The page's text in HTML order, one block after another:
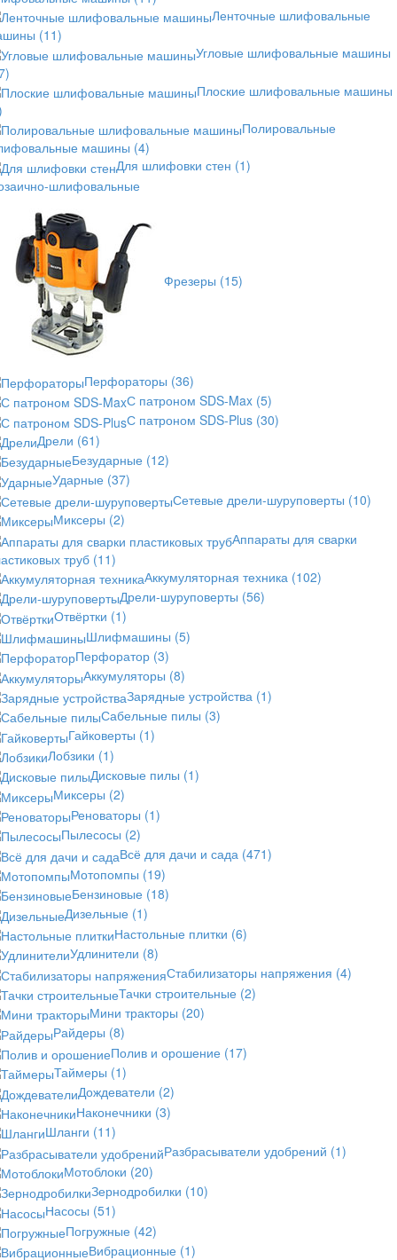
Ленточные шлифовальные
(11)
Угловые шлифовальные машины
Плоские шлифовальные машины
Полировальные
машины (4)
Для шлифовки стен (1)
шлифовальные
Фрезеры (15)
Перфораторы (36)
С патроном SDS-Max (5)
С патроном SDS-Plus (30)
Дрели (61)
Безударные (12)
Ударные (37)
Сетевые дрели-шуруповерты (10)
Миксеры (2)
Аппараты для сварки
труб (11)
Аккумуляторная техника (102)
Дрели-шуруповерты (56)
Отвёртки (1)
Шлифмашины (5)
Перфоратор (3)
Аккумуляторы (8)
Зарядные устройства (1)
Сабельные пилы (3)
Гайковерты (1)
Лобзики (1)
Дисковые пилы (1)
Миксеры (2)
Реноваторы (1)
Пылесосы (2)
Всё для дачи и сада (471)
Мотопомпы (19)
Бензиновые (18)
Дизельные (1)
Настольные плитки (6)
Удлинители (8)
Стабилизаторы напряжения (4)
Тачки строительные (2)
Мини тракторы (20)
Райдеры (8)
Полив и орошение (17)
Таймеры (1)
Дождеватели (2)
Наконечники (3)
Шланги (11)
Разбрасыватели удобрений (1)
Мотоблоки (20)
Зернодробилки (10)
Насосы (51)
Погружные (42)
Вибрационные (1)